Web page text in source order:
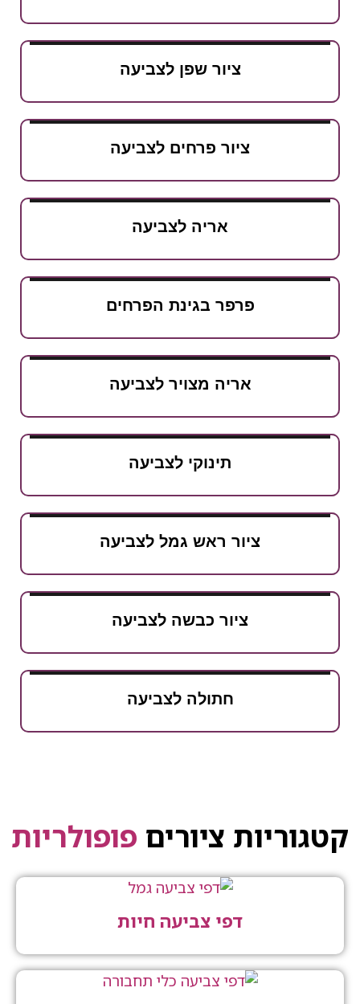
ציור שפן לצביעה
ציור פרחים לצביעה
אריה לצביעה
פרפר בגינת הפרחים
אריה מצויר לצביעה
תינוקי לצביעה
ציור ראש גמל לצביעה
ציור כבשה לצביעה
חתולה לצביעה
ציוריםפופולריות
דפי צביעה חיות